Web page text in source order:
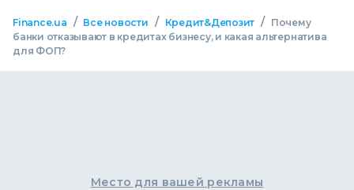
Finance.ua / Все новости / Кредит&Депозит /
Почему
банки отказывают в кредитах бизнесу, и какая альтернатива
для ФОП?
Место для вашей рекламы